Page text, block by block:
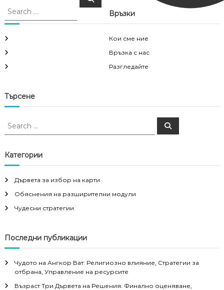
a
r
c
o
c
Връзки
Кои сме ние
Връзка с нас
Разгледайте
Търсене
S
r
c
f
o
r
S
Категории
Дървета за избор на карти
Обяснения на разширителни модули
Чудесни стратегии
Последни публикации
Чудото на Ангкор Ват: Религиозно влияние, Стратегии за
отбрана, Управление на ресурсите
Възраст Три Дървета на Решения: Финално оценяване,